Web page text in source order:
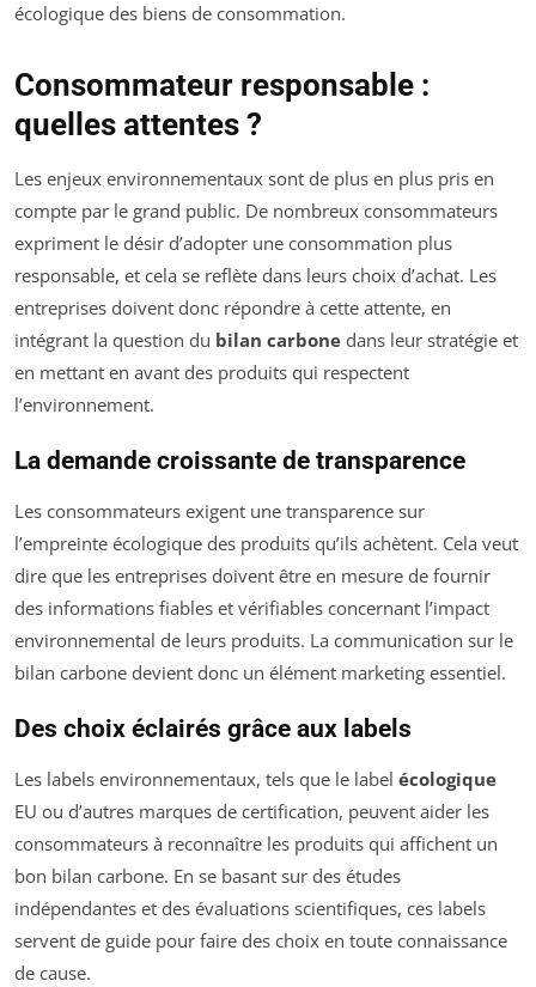
écologique des biens de consommation.
Consommateur responsable :
quelles attentes ?
Les enjeux environnementaux sont de plus en plus pris en
compte par le grand public. De nombreux consommateurs
expriment le désir d’adopter une consommation plus
responsable, et cela se reflète dans leurs choix d’achat. Les
entreprises doivent donc répondre à cette attente, en
intégrant la question du bilan carbone dans leur stratégie et
en mettant en avant des produits qui respectent
l’environnement.
La demande croissante de transparence
Les consommateurs exigent une transparence sur
l’empreinte écologique des produits qu’ils achètent. Cela veut
dire que les entreprises doivent être en mesure de fournir
des informations fiables et vérifiables concernant l’impact
environnemental de leurs produits. La communication sur le
bilan carbone devient donc un élément marketing essentiel.
Des choix éclairés grâce aux labels
Les labels environnementaux, tels que le label écologique
EU ou d’autres marques de certification, peuvent aider les
consommateurs à reconnaître les produits qui affichent un
bon bilan carbone. En se basant sur des études
indépendantes et des évaluations scientifiques, ces labels
servent de guide pour faire des choix en toute connaissance
de cause.